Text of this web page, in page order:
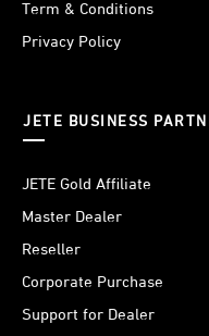
Term & Conditions
Privacy Policy
JETE BUSINESS
JETE Gold Affiliate
Master Dealer
Reseller
Corporate Purchase
Support for Dealer